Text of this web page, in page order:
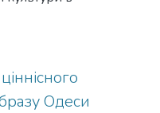
регіонів
Одеси